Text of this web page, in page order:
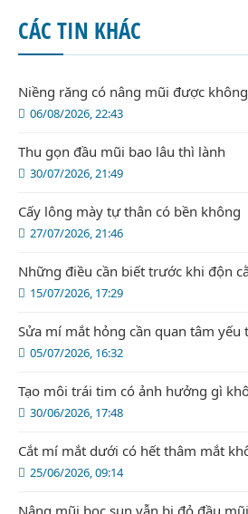
CÁC TIN KHÁC
06/08/2026, 22:43
Niềng răng có nâng mũi được không
30/07/2026, 21:49
Thu gọn đầu mũi bao lâu thì lành
27/07/2026, 21:46
Cấy lông mày tự thân có bền không
15/07/2026, 17:29
Những điều cần biết trước khi độn
05/07/2026, 16:32
Sửa mí mắt hỏng cần quan tâm yếu
30/06/2026, 17:48
Tạo môi trái tim có ảnh hưởng gì
25/06/2026, 09:14
Cắt mí mắt dưới có hết thâm mắt
Nâng mũi bọc sụn vẫn bị đỏ đầu